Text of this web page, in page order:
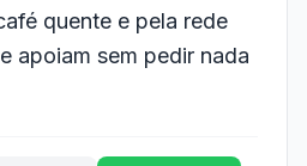
quente e pela rede
apoiam sem pedir nada